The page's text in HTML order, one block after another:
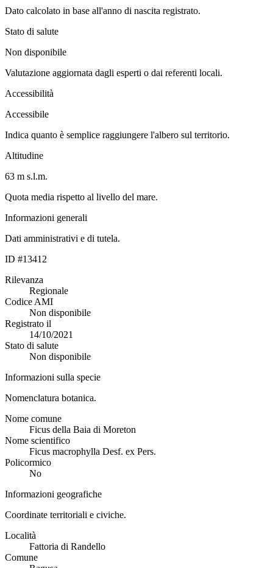
Dato calcolato in base all'anno di nascita registrato.
Stato di salute
Non disponibile
Valutazione aggiornata dagli esperti o dai referenti locali.
Accessibilità
Accessibile
Indica quanto è semplice raggiungere l'albero sul territorio.
Altitudine
63 m s.l.m.
Quota media rispetto al livello del mare.
Informazioni generali
Dati amministrativi e di tutela.
ID #13412
Rilevanza
Regionale
Codice AMI
Non disponibile
Registrato il
14/10/2021
Stato di salute
Non disponibile
Informazioni sulla specie
Nomenclatura botanica.
Nome comune
Ficus della Baia di Moreton
Nome scientifico
Ficus macrophylla Desf. ex Pers.
Policormico
No
Informazioni geografiche
Coordinate territoriali e civiche.
Località
Fattoria di Randello
Comune